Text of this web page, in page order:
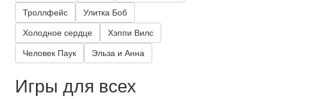
Троллфейс Улитка Боб
Холодное сердце Хэппи Вилс
Человек Паук Эльза и Анна
Игры для всех